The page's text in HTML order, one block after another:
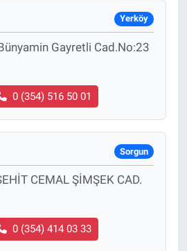
Yerköy
Gayretli Cad.No:23
0 (354) 516 50 01
Sorgun
CEMAL ŞİMŞEK CAD.
0 (354) 414 03 33